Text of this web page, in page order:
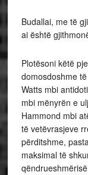
Budallai, me të
ai është
Plotësoni këtë
domosdoshme
Watts mbi
mbi mënyrën e
Hammond mbi
të vetëvrasjeve
përditshme,
maksimal të